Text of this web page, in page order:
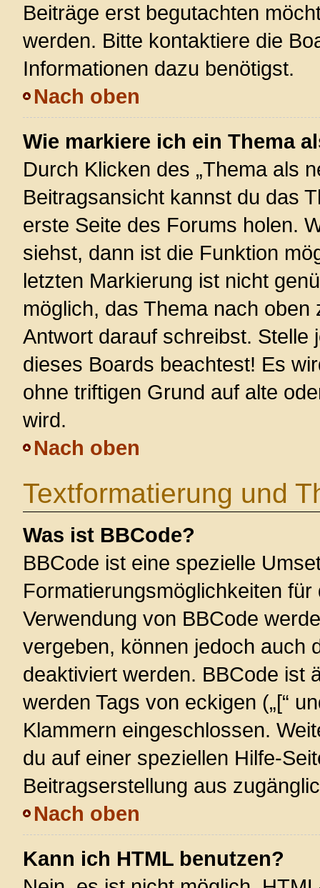
Beiträge erst begutachten
werden. Bitte kontaktiere die
Informationen dazu benötigst.
Nach oben
Wie markiere ich ein Thema
Durch Klicken des „Thema als
Beitragsansicht kannst du das
erste Seite des Forums holen.
siehst, dann ist die Funktion
letzten Markierung ist nicht
möglich, das Thema nach
Antwort darauf schreibst. Stelle
dieses Boards beachtest! Es
ohne triftigen Grund auf alte
wird.
Nach oben
Textformatierung und
Was ist BBCode?
BBCode ist eine spezielle
Formatierungsmöglichkeiten
Verwendung von BBCode
vergeben, können jedoch auch
deaktiviert werden. BBCode ist
werden Tags von eckigen („[“
Klammern eingeschlossen.
du auf einer speziellen Hilfe-
Beitragserstellung aus
Nach oben
Kann ich HTML benutzen?